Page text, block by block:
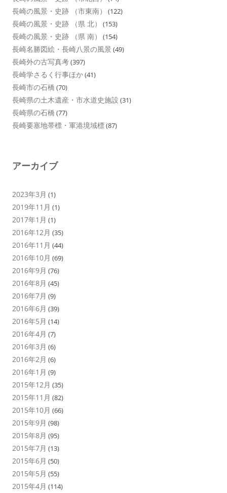
長崎の風景・史跡 （市東南） (122)
長崎の風景・史跡 （県 北） (153)
長崎の風景・史跡 （県 南） (154)
長崎名勝図絵・長崎八景の風景 (49)
長崎外の古写真考(397)
長崎学さるく行事ほか(41)
長崎市の石橋 (70)
長崎県の土木遺産・市水道史施設 (31)
長崎県の石橋 (77)
長崎要塞地帯標・軍港境域標(87)
アーカイブ
2023年3月 (1)
2019年11月 (1)
2017年1月 (1)
2016年12月 (35)
2016年11月 (44)
2016年10月 (69)
2016年9月 (76)
2016年8月 (45)
2016年7月 (9)
2016年6月 (39)
2016年5月 (14)
2016年4月 (7)
2016年3月 (6)
2016年2月 (6)
2016年1月 (9)
2015年12月 (35)
2015年11月 (82)
2015年10月 (66)
2015年9月 (98)
2015年8月 (95)
2015年7月 (13)
2015年6月 (50)
2015年5月 (55)
2015年4月 (114)